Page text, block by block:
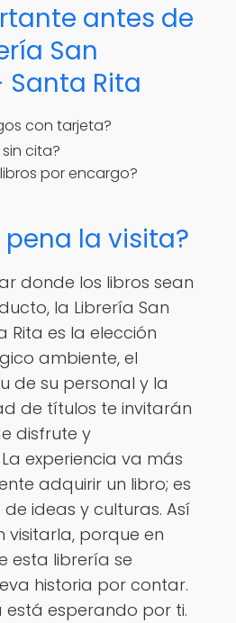
antes de
San
Rita
con tarjeta?
cita?
por encargo?
pena la visita?
donde los libros sean
la Librería San
Rita es la elección
ambiente, el
de su personal y la
de títulos te invitarán
disfrute y
experiencia va más
adquirir un libro; es
ideas y culturas. Así
visitarla, porque en
esta librería se
historia por contar.
está esperando por ti.